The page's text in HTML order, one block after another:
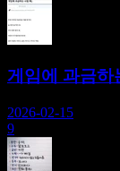
게임에 과금하
2026-02-15
9